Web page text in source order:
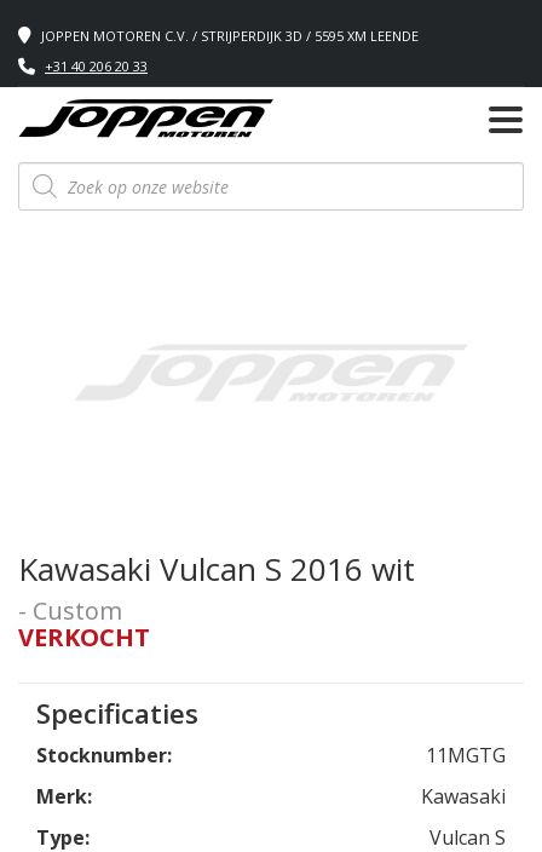
JOPPEN MOTOREN C.V. / STRIJPERDIJK 3D / 5595 XM LEENDE
+31 40 206 20 33
Producten
zoeken
Kawasaki Vulcan S 2016 wit
- Custom
VERKOCHT
Specificaties
Stocknumber:
11MGTG
Merk:
Kawasaki
Type:
Vulcan S